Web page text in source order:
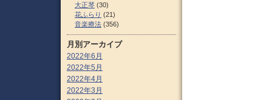
大正琴 (30)
花ふらり (21)
音楽療法 (356)
月別アーカイブ
2022年6月
2022年5月
2022年4月
2022年3月